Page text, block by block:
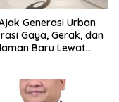
Generasi Urban
Gaya, Gerak, dan
Baru Lewat